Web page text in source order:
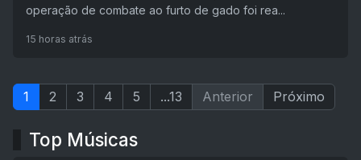
operação de combate ao furto de gado foi rea...
15 horas atrás
1 2 3 4 5 ...13 Anterior Próximo
Top Músicas